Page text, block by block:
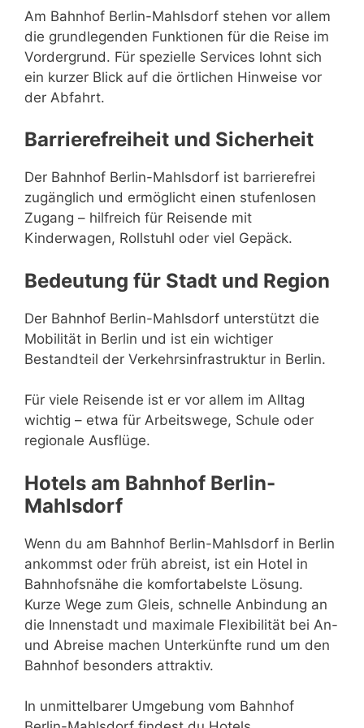
Am Bahnhof Berlin-Mahlsdorf stehen vor allem
die grundlegenden Funktionen für die Reise im
Vordergrund. Für spezielle Services lohnt sich
ein kurzer Blick auf die örtlichen Hinweise vor
der Abfahrt.
Barrierefreiheit und Sicherheit
Der Bahnhof Berlin-Mahlsdorf ist barrierefrei
zugänglich und ermöglicht einen stufenlosen
Zugang – hilfreich für Reisende mit
Kinderwagen, Rollstuhl oder viel Gepäck.
Bedeutung für Stadt und Region
Der Bahnhof Berlin-Mahlsdorf unterstützt die
Mobilität in Berlin und ist ein wichtiger
Bestandteil der Verkehrsinfrastruktur in Berlin.
Für viele Reisende ist er vor allem im Alltag
wichtig – etwa für Arbeitswege, Schule oder
regionale Ausflüge.
Hotels am Bahnhof Berlin-
Mahlsdorf
Wenn du am Bahnhof Berlin-Mahlsdorf in Berlin
ankommst oder früh abreist, ist ein Hotel in
Bahnhofsnähe die komfortabelste Lösung.
Kurze Wege zum Gleis, schnelle Anbindung an
die Innenstadt und maximale Flexibilität bei An-
und Abreise machen Unterkünfte rund um den
Bahnhof besonders attraktiv.
In unmittelbarer Umgebung vom Bahnhof